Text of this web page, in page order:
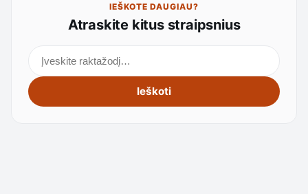
IEŠKOTE DAUGIAU?
Atraskite kitus straipsnius
Ieškoti